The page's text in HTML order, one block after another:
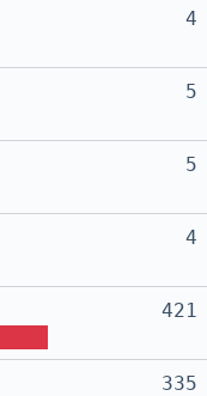
4
5
5
4
421
335